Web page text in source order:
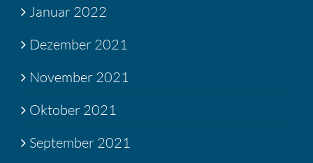
Januar 2022
Dezember 2021
November 2021
Oktober 2021
September 2021